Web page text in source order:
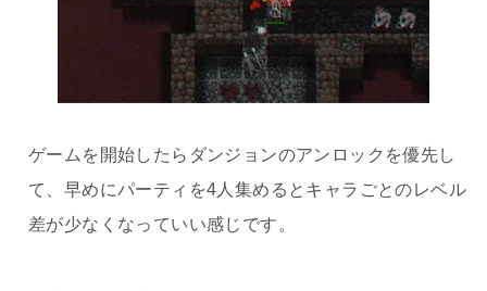
ゲームを開始したらダンジョンのアンロックを優先し
て、早めにパーティを4人集めるとキャラごとのレベル
差が少なくなっていい感じです。